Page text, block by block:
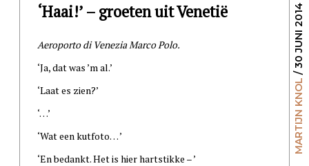
MARTIJN KNOL
/ 30 JUNI 2014
‘Haai!’ – groeten uit Venetië
Aeroporto di Venezia Marco Polo.
‘Ja, dat was ’m al.’
‘Laat es zien?’
‘…’
‘Wat een kutfoto… ’
‘En bedankt. Het is hier hartstikke – ’